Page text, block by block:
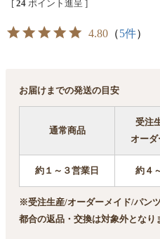
[ 24 ポイント進呈 ]
4.80 （5件）
お届けまでの発送の目安
通常商品
受注
オーダ
約１～３営業日 約４
※受注生産/オーダーメイド/パン
都合の返品・交換は対象外となり